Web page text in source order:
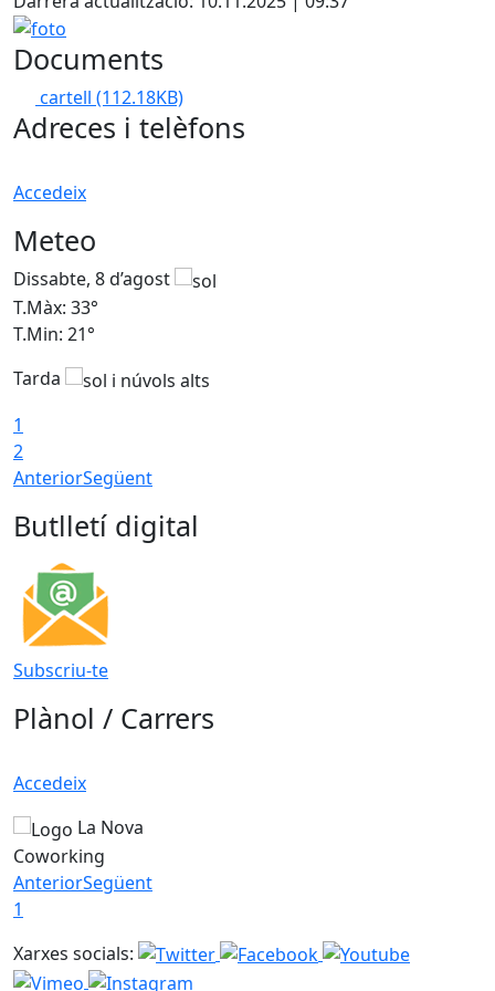
foto
Documents
cartell (112.18KB)
Adreces i telèfons
Accedeix
Meteo
Dissabte, 8 d’agost
T.Màx: 33°
T.Min: 21°
Tarda
1
2
AnteriorSegüent
Butlletí digital
Subscriu-te
Plànol / Carrers
Accedeix
La Nova
Coworking
AnteriorSegüent
1
Xarxes socials: